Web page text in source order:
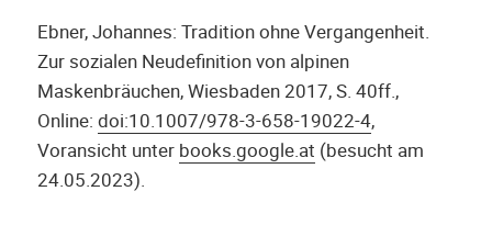
Ebner, Johannes: Tradition ohne Vergangenheit.
Zur sozialen Neudefinition von alpinen
Maskenbräuchen, Wiesbaden 2017, S. 40ff.,
Online:doi:10.1007/978-3-658-19022-4,
Voransicht unter books.google.at (besucht am
24.05.2023).